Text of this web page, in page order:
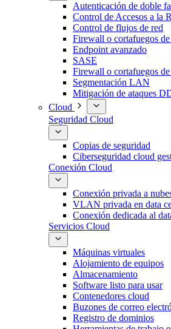
Autenticación de doble
Control de Accesos a la
Control de flujos de red
Firewall o cortafuegos
Endpoint avanzado
SASE
Firewall o cortafuegos
Segmentación LAN
Mitigación de ataques
Cloud
Seguridad Cloud
Copias de seguridad
Ciberseguridad cloud
Conexión Cloud
Conexión privada a
VLAN privada en data
Conexión dedicada al
Servicios Cloud
Máquinas virtuales
Alojamiento de equipos
Almacenamiento
Software listo para usar
Contenedores cloud
Buzones de correo
Registro de dominios